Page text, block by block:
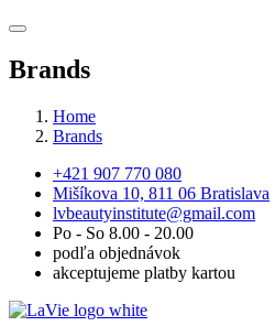
Brands
Home
Brands
+421 907 770 080
Mišíkova 10, 811 06 Bratislava
lvbeautyinstitute@gmail.com
Po - So 8.00 - 20.00
podľa objednávok
akceptujeme platby kartou